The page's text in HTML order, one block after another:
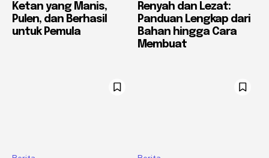
Ketan yang Manis,
Pulen, dan Berhasil
untuk Pemula
Renyah dan Lezat:
Panduan Lengkap dari
Bahan hingga Cara
Membuat